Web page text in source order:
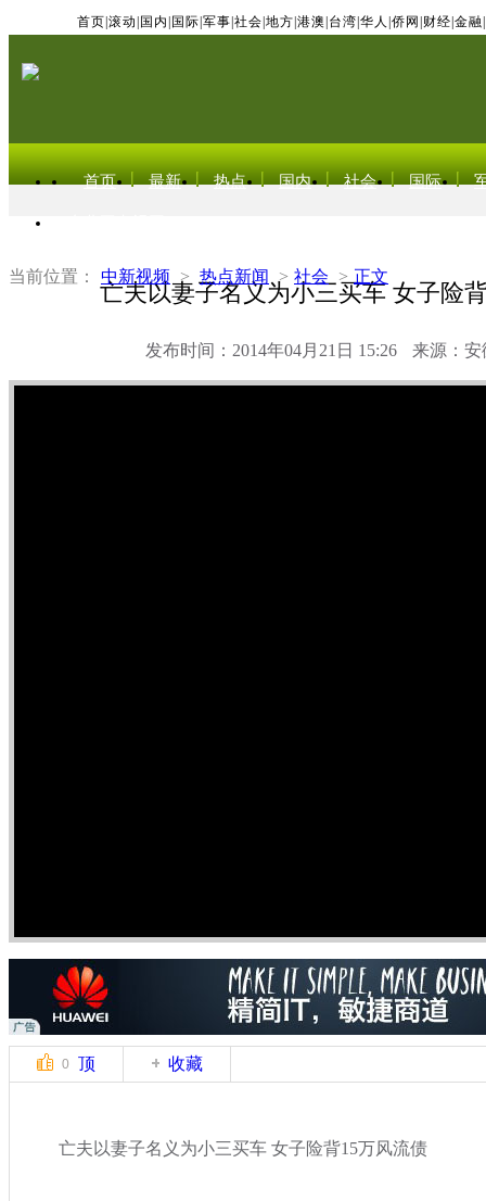
首页 滚动 国内 国际 军事 社会 地方 港澳 台湾 华人 侨网 财经 金融
首页 最新 热点 国内 社会 国际
当前位置： 中新视频 > 热点新闻 > 社会 > 正文
亡夫以妻子名义为小三买车 女子险
发布时间：2014年04月21日 15:26 来源：安
0 顶 收藏
亡夫以妻子名义为小三买车 女子险背15万风流债